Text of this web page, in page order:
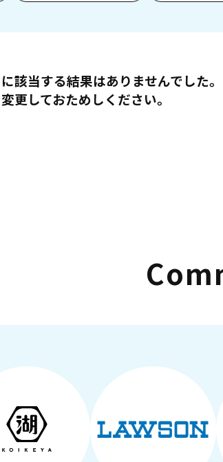
該当する結果はありませんでした。
更しておためしください。